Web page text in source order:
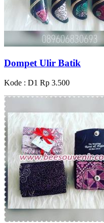
Dompet Ulir Batik
Kode : D1 Rp 3.500